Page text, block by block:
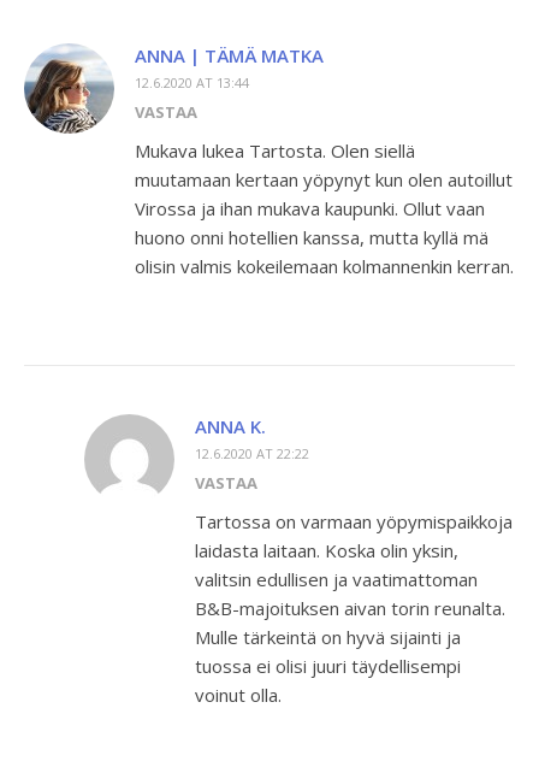
ANNA | TÄMÄ MATKA
12.6.2020 AT 13:44
VASTAA
Mukava lukea Tartosta. Olen siellä
muutamaan kertaan yöpynyt kun olen autoillut
Virossa ja ihan mukava kaupunki. Ollut vaan
huono onni hotellien kanssa, mutta kyllä mä
olisin valmis kokeilemaan kolmannenkin kerran.
ANNA K.
12.6.2020 AT 22:22
VASTAA
Tartossa on varmaan yöpymispaikkoja
laidasta laitaan. Koska olin yksin,
valitsin edullisen ja vaatimattoman
B&B-majoituksen aivan torin reunalta.
Mulle tärkeintä on hyvä sijainti ja
tuossa ei olisi juuri täydellisempi
voinut olla.